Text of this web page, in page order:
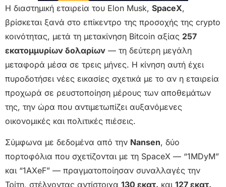
Η διαστημική εταιρεία του Elon Musk, SpaceX,
βρίσκεται ξανά στο επίκεντρο της προσοχής της crypto
κοινότητας, μετά τη μετακίνηση Bitcoin αξίας 257
εκατομμυρίων δολαρίων — τη δεύτερη μεγάλη
μεταφορά μέσα σε τρεις μήνες. Η κίνηση αυτή έχει
πυροδοτήσει νέες εικασίες σχετικά με το αν η εταιρεία
προχωρά σε ρευστοποίηση μέρους των αποθεμάτων
της, την ώρα που αντιμετωπίζει αυξανόμενες
οικονομικές και πολιτικές πιέσεις.
Σύμφωνα με δεδομένα από την Nansen, δύο
πορτοφόλια που σχετίζονται με τη SpaceX — “1MDyM”
και “1AXeF” — πραγματοποίησαν συναλλαγές την
Τρίτη, στέλνοντας αντίστοιχα 130 εκατ. και 127 εκατ.